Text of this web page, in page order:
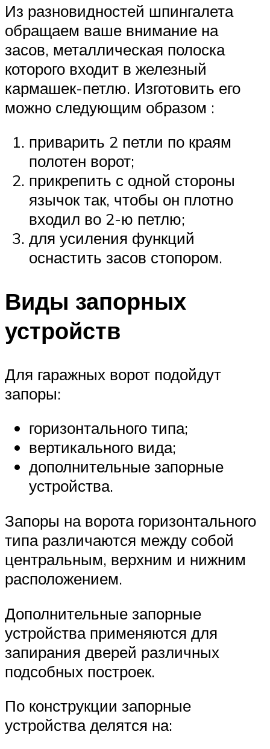
Из разновидностей шпингалета
обращаем ваше внимание на
засов, металлическая полоска
которого входит в железный
кармашек-петлю. Изготовить его
можно следующим образом :
приварить 2 петли по краям
полотен ворот;
прикрепить с одной стороны
язычок так, чтобы он плотно
входил во 2-ю петлю;
для усиления функций
оснастить засов стопором.
Виды запорных
устройств
Для гаражных ворот подойдут
запоры:
горизонтального типа;
вертикального вида;
дополнительные запорные
устройства.
Запоры на ворота горизонтального
типа различаются между собой
центральным, верхним и нижним
расположением.
Дополнительные запорные
устройства применяются для
запирания дверей различных
подсобных построек.
По конструкции запорные
устройства делятся на: